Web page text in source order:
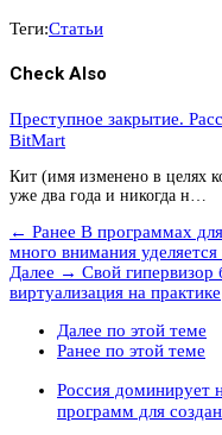
Теги:Статьи
Check Also
Преступное закрытие.
BitMart
Кит (имя изменено в целях
уже два года и никогда н…
← Ранее В программах
много внимания
Далее → Свой гипервизор
виртуализация на практике
Далее по этой теме
Ранее по этой теме
Россия доминирует
программ для